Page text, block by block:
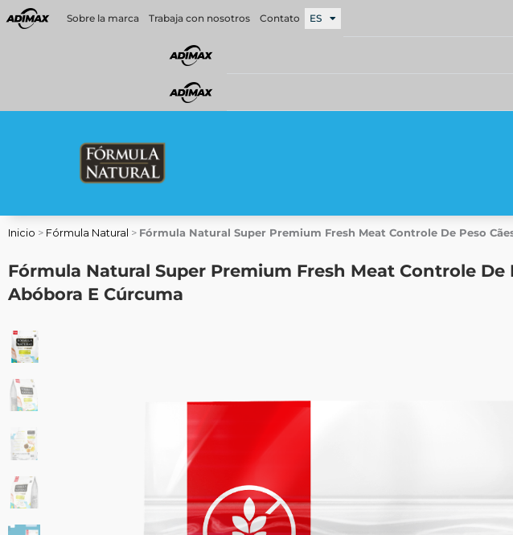
al
Sobre la marca Trabaja con nosotros Contato ES
Inicio > Fórmula Natural > Fórmula Natural Super Premium Fresh Meat Controle De Peso
Fórmula Natural Super Premium Fresh Meat Controle
Abóbora E Cúrcuma